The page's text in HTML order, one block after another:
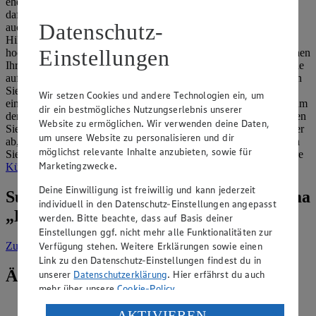
dafür jedoch nicht. Wollen Sie Kürbiskerne schälen, brauchen Sie
auch keine Maschine. Theoretisch benötigen Sie überhaupt keine
Hilfsmittel. Stattdessen nehmen Sie einen Kürbiskern einfach
hochkant, mit der spitzeren Seite in Ihre Richtung zeigend, zwischen
Ihre Schneidezähne und beißen behutsam zu. Nun sollte die Schale
aufbrechen. Da diese Methode nicht komplett risikofrei ist, können
Sie die Schale auch mit einer Schere an der dicksten Stelle
einschneiden. Danach brechen Sie sie mit den Fingernägeln auf, um
den Kern herauszunehmen. Unabhängig von der Methode waschen
Sie die Kerne eines frischen Kürbisses immer gründlich mit Wasser
ab, um Fruchtfleisch zu entfernen. Nutzen Sie dabei am besten ein
Sieb. Das Fruchtfleisch selbst können Sie beispielsweise für unsere
Kürbis-Birnen-Suppeoder unsere
Suche weitere Tipps & Tricks zum Thema
„Kochen“
Zur Suchevorgefiltert nach Kategorie: Kochen
Ähnliche Inhalte
Wie werden Bratkartoffeln besonders
Datenschutz-
Einstellungen
Wir setzen Cookies und andere Technologien ein, um
dir ein bestmögliches Nutzungserlebnis unserer
Website zu ermöglichen. Wir verwenden deine Daten,
um unsere Website zu personalisieren und dir
möglichst relevante Inhalte anzubieten, sowie für
Marketingzwecke.
Deine Einwilligung ist freiwillig und kann jederzeit
individuell in den Datenschutz-Einstellungen angepasst
werden. Bitte beachte, dass auf Basis deiner
Einstellungen ggf. nicht mehr alle Funktionalitäten zur
Verfügung stehen. Weitere Erklärungen sowie einen
Link zu den Datenschutz-Einstellungen findest du in
unserer Datenschutzerklärung. Hier erfährst du auch
mehr über unsereCookie-Policy.
Verarbeitung deiner personenbezogenen Daten in den